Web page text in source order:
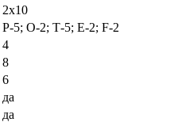
2х10
P-5; О-2; Т-5; Е-2; F-2
4
8
6
да
да